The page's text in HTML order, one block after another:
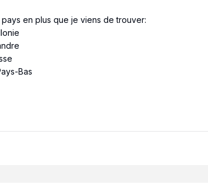
en plus que je viens de trouver:
Bas